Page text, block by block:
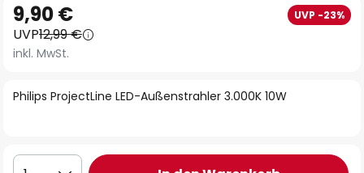
Anfang
der
Bildgalerie
Philips ProjectLine LED-Außenstrahler 3.000K 10W
9,90 € UVP -23%
UVP12,99 €
inkl. MwSt.